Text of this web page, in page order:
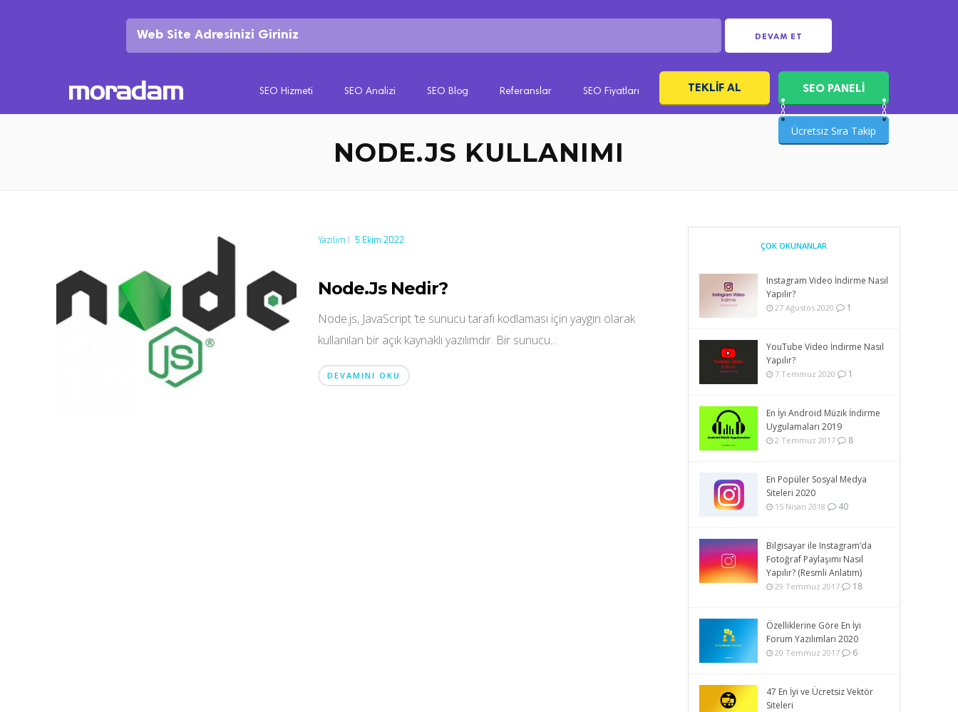
DEVAM ET
SEO Hizmeti SEO Analizi SEO Blog Referanslar SEO Fiyatları TEKLIF AL SEO PANELİ
Ücretsiz Sıra Takip
NODE.JS KULLANIMI
Yazılım 5 Ekim 2022
Node.Js Nedir?
Node.js, JavaScript ‘te sunucu tarafı kodlaması için yaygın olarak
kullanılan bir açık kaynaklı yazılımdır. Bir sunucu...
DEVAMINI OKU
ÇOK OKUNANLAR
Instagram Video İndirme Nasıl
Yapılır?
27 Ağustos 2020 1
YouTube Video İndirme Nasıl
Yapılır?
7 Temmuz 2020 1
En İyi Android Müzik İndirme
Uygulamaları 2019
2 Temmuz 2017 8
En Popüler Sosyal Medya
Siteleri 2020
15 Nisan 2018 40
Bilgisayar ile Instagram’da
Fotoğraf Paylaşımı Nasıl
Yapılır? (Resmli Anlatım)
29 Temmuz 2017 18
Özelliklerine Göre En İyi
Forum Yazılımları 2020
20 Temmuz 2017 6
47 En İyi ve Ücretsiz Vektör
Siteleri